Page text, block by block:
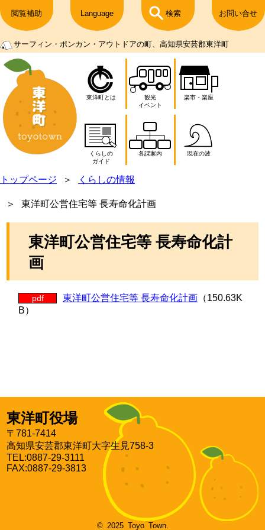
閲覧補助 Language 検索 お問い合せ
サーフィン・ポンカン・アウトドアの町、高知県安芸郡東洋町
東洋町とは
観光
イベント
楽市・楽座
くらしの
ガイド
各課案内 現在の波
トップページ くらしの情報
東洋町公営住宅等 長寿命化計画
東洋町公営住宅等 長寿命化計
画
pdf 東洋町公営住宅等 長寿命化計画 （150.63K
B）
東洋町役場
〒781-7414
高知県安芸郡東洋町大字生見758-3
TEL:0887-29-3111
FAX:0887-29-3813
© 2025 Toyo Town.